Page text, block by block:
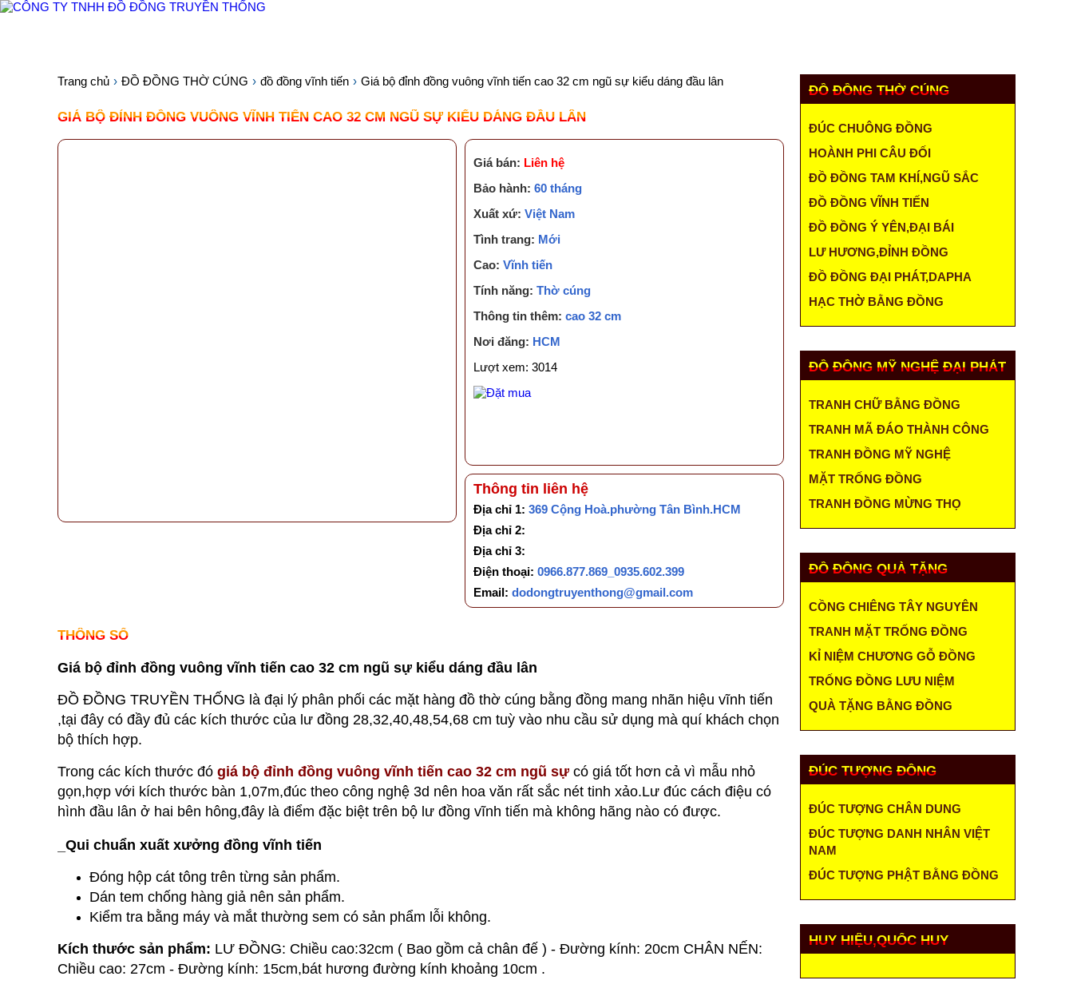
Trang chủ ĐỒ ĐỒNG THỜ CÚNG đồ đồng vĩnh tiến Giá bộ đỉnh đồng vuông vĩnh tiến cao 32 cm ngũ sự kiểu dáng đầu lân
GIÁ BỘ ĐỈNH ĐỒNG VUÔNG VĨNH TIẾN CAO 32 CM NGŨ SỰ KIỂU DÁNG ĐẦU LÂN
Giá bán: Liên hệ
Bảo hành: 60 tháng
Xuất xứ: Việt Nam
Tình trang: Mới
Cao: Vĩnh tiến
Tính năng: Thờ cúng
Thông tin thêm: cao 32 cm
Nơi đăng: HCM
Lượt xem: 3014
Thông tin liên hệ
Địa chỉ 1: 369 Cộng Hoà.phường Tân Bình.HCM
Địa chỉ 2:
Địa chỉ 3:
Điện thoại: 0966.877.869_0935.602.399
Email: dodongtruyenthong@gmail.com
THÔNG SỐ
Giá bộ đỉnh đồng vuông vĩnh tiến cao 32 cm ngũ sự kiểu dáng đầu lân
ĐỒ ĐỒNG TRUYỀN THỐNG là đại lý phân phối các mặt hàng đồ thờ cúng bằng đồng mang nhãn hiệu vĩnh tiến
,tại đây có đầy đủ các kích thước của lư đồng 28,32,40,48,54,68 cm tuỳ vào nhu cầu sử dụng mà quí khách chọn
bộ thích hợp.
Trong các kích thước đó giá bộ đỉnh đồng vuông vĩnh tiến cao 32 cm ngũ sự có giá tốt hơn cả vì mẫu nhỏ
gọn,hợp với kích thước bàn 1,07m,đúc theo công nghệ 3d nên hoa văn rất sắc nét tinh xảo.Lư đúc cách điệu có
hình đầu lân ở hai bên hông,đây là điểm đặc biệt trên bộ lư đồng vĩnh tiến mà không hãng nào có được.
Qui chuẩn xuất xưởng đồng vĩnh tiến
Đóng hộp cát tông trên từng sản phẩm.
Dán tem chống hàng giả nên sản phẩm.
Kiểm tra bằng máy và mắt thường sem có sản phẩm lỗi không.
Kích thước sản phẩm: LƯ ĐỒNG: Chiều cao:32cm ( Bao gồm cả chân đế ) - Đường kính: 20cm CHÂN NẾN:
Chiều cao: 27cm - Đường kính: 15cm,bát hương đường kính khoảng 10cm .
ĐỒ ĐỒNG THỜ CÚNG
ĐÚC CHUÔNG ĐỒNG
HOÀNH PHI CÂU ĐỐI
ĐỒ ĐỒNG TAM KHÍ,NGŨ SẮC
ĐỒ ĐỒNG VĨNH TIẾN
ĐỒ ĐỒNG Ý YÊN,ĐẠI BÁI
LƯ HƯƠNG,ĐỈNH ĐỒNG
ĐỒ ĐỒNG ĐẠI PHÁT,DAPHA
HẠC THỜ BẰNG ĐỒNG
ĐỒ ĐỒNG MỸ NGHỆ ĐẠI PHÁT
TRANH CHỮ BẰNG ĐỒNG
TRANH MÃ ĐÁO THÀNH CÔNG
TRANH ĐỒNG MỸ NGHỆ
MẶT TRỐNG ĐỒNG
TRANH ĐỒNG MỪNG THỌ
ĐỒ ĐỒNG QUÀ TẶNG
CỒNG CHIÊNG TÂY NGUYÊN
TRANH MẶT TRỐNG ĐỒNG
KỈ NIỆM CHƯƠNG GỖ ĐỒNG
TRỐNG ĐỒNG LƯU NIỆM
QUÀ TẶNG BẰNG ĐỒNG
ĐÚC TƯỢNG ĐỒNG
ĐÚC TƯỢNG CHÂN DUNG
ĐÚC TƯỢNG DANH NHÂN VIỆT
NAM
ĐÚC TƯỢNG PHẬT BẰNG ĐỒNG
HUY HIỆU,QUỐC HUY